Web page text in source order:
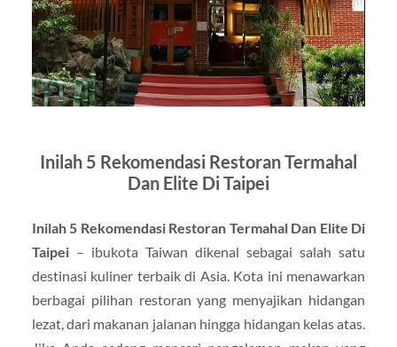
Inilah 5 Rekomendasi Restoran Termahal
Dan Elite Di Taipei
Inilah 5 Rekomendasi Restoran Termahal Dan Elite Di
Taipei– ibukota Taiwan dikenal sebagai salah satu
destinasi kuliner terbaik di Asia. Kota ini menawarkan
berbagai pilihan restoran yang menyajikan hidangan
lezat, dari makanan jalanan hingga hidangan kelas atas.